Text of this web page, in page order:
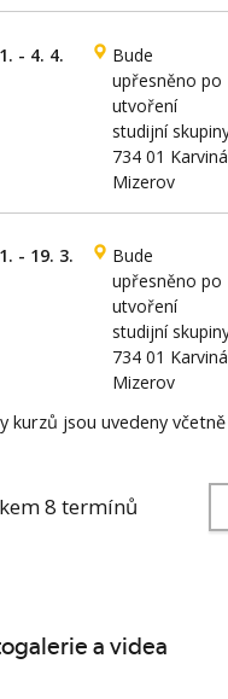
- 4. 4.
Bude
upřesněno po
utvoření
studijní
734 01
Mizerov
- 19. 3.
Bude
upřesněno po
utvoření
studijní
734 01
Mizerov
kurzů jsou uvedeny
8 termínů
a videa